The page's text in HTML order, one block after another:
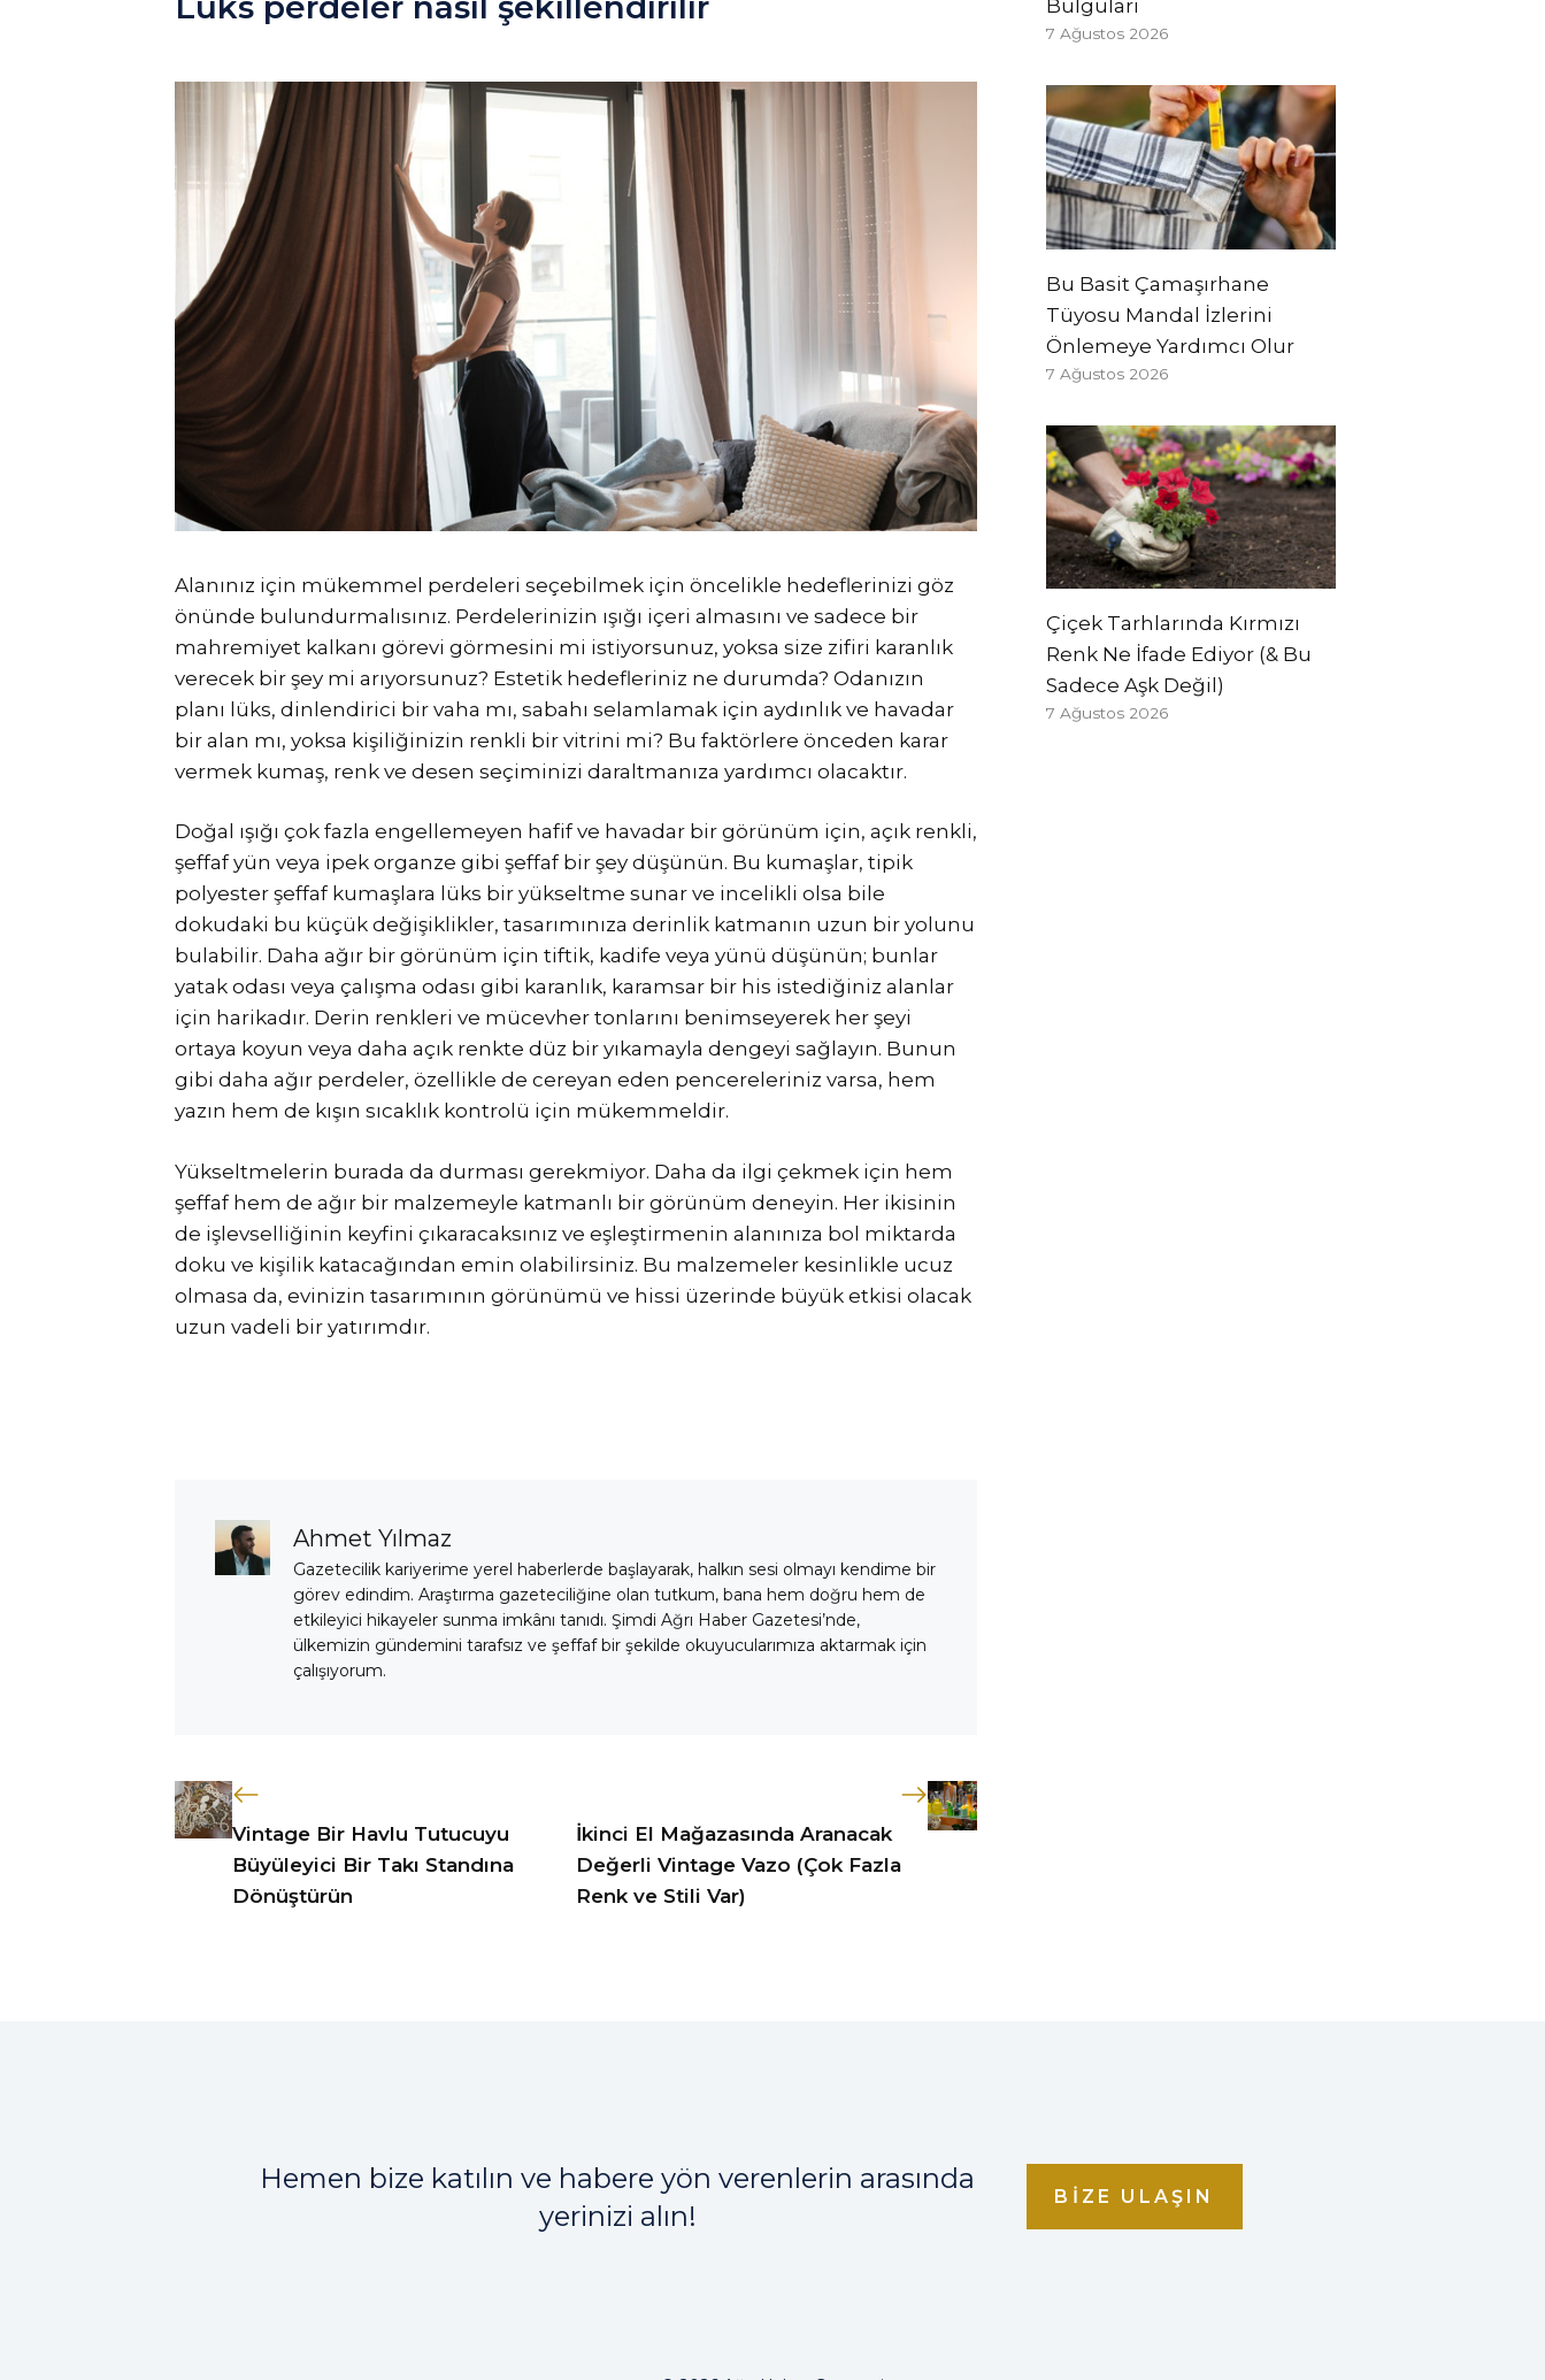
Alanınız için mükemmel perdeleri seçebilmek için öncelikle hedeflerinizi göz
önünde bulundurmalısınız. Perdelerinizin ışığı içeri almasını ve sadece bir
mahremiyet kalkanı görevi görmesini mi istiyorsunuz, yoksa size zifiri karanlık
verecek bir şey mi arıyorsunuz? Estetik hedefleriniz ne durumda? Odanızın
planı lüks, dinlendirici bir vaha mı, sabahı selamlamak için aydınlık ve havadar
bir alan mı, yoksa kişiliğinizin renkli bir vitrini mi? Bu faktörlere önceden karar
vermek kumaş, renk ve desen seçiminizi daraltmanıza yardımcı olacaktır.
Doğal ışığı çok fazla engellemeyen hafif ve havadar bir görünüm için, açık renkli,
şeffaf yün veya ipek organze gibi şeffaf bir şey düşünün. Bu kumaşlar, tipik
polyester şeffaf kumaşlara lüks bir yükseltme sunar ve incelikli olsa bile
dokudaki bu küçük değişiklikler, tasarımınıza derinlik katmanın uzun bir yolunu
bulabilir. Daha ağır bir görünüm için tiftik, kadife veya yünü düşünün; bunlar
yatak odası veya çalışma odası gibi karanlık, karamsar bir his istediğiniz alanlar
için harikadır. Derin renkleri ve mücevher tonlarını benimseyerek her şeyi
ortaya koyun veya daha açık renkte düz bir yıkamayla dengeyi sağlayın. Bunun
gibi daha ağır perdeler, özellikle de cereyan eden pencereleriniz varsa, hem
yazın hem de kışın sıcaklık kontrolü için mükemmeldir.
Yükseltmelerin burada da durması gerekmiyor. Daha da ilgi çekmek için hem
şeffaf hem de ağır bir malzemeyle katmanlı bir görünüm deneyin. Her ikisinin
de işlevselliğinin keyfini çıkaracaksınız ve eşleştirmenin alanınıza bol miktarda
doku ve kişilik katacağından emin olabilirsiniz. Bu malzemeler kesinlikle ucuz
olmasa da, evinizin tasarımının görünümü ve hissi üzerinde büyük etkisi olacak
uzun vadeli bir yatırımdır.
Ahmet Yılmaz
Gazetecilik kariyerime yerel haberlerde başlayarak, halkın sesi olmayı kendime bir
görev edindim. Araştırma gazeteciliğine olan tutkum, bana hem doğru hem de
etkileyici hikayeler sunma imkânı tanıdı. Şimdi Ağrı Haber Gazetesi’nde,
ülkemizin gündemini tarafsız ve şeffaf bir şekilde okuyucularımıza aktarmak için
çalışıyorum.
Vintage Bir Havlu Tutucuyu
Büyüleyici Bir Takı Standına
Dönüştürün
İkinci El Mağazasında Aranacak
Değerli Vintage Vazo (Çok Fazla
Renk ve Stili Var)
Bulguları
7 Ağustos 2026
Bu Basit Çamaşırhane
Tüyosu Mandal İzlerini
Önlemeye Yardımcı Olur
7 Ağustos 2026
Çiçek Tarhlarında Kırmızı
Renk Ne İfade Ediyor (& Bu
Sadece Aşk Değil)
7 Ağustos 2026
Hemen bize katılın ve habere yön verenlerin arasında
yerinizi alın!
BIZE ULAŞIN